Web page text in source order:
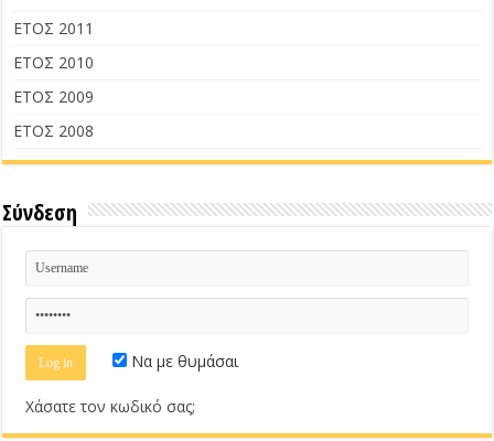
ΕΤΟΣ 2011
ΕΤΟΣ 2010
ΕΤΟΣ 2009
ΕΤΟΣ 2008
Σύνδεση
Να με θυμάσαι
Χάσατε τον κωδικό σας;